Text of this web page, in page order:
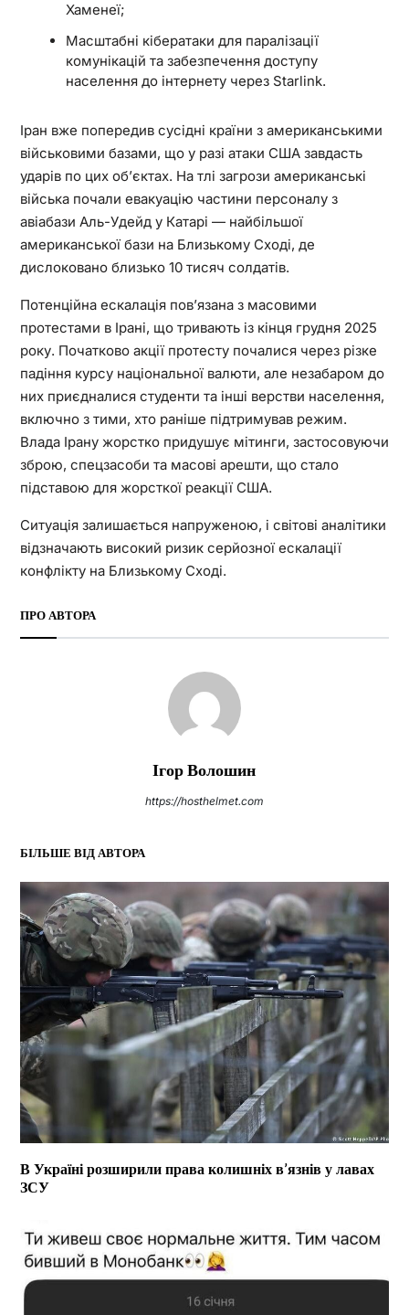
Хаменеї;
Масштабні кібератаки для паралізації
комунікацій та забезпечення доступу
населення до інтернету через Starlink.
Іран вже попередив сусідні країни з американськими
військовими базами, що у разі атаки США завдасть
ударів по цих об’єктах. На тлі загрози американські
війська почали евакуацію частини персоналу з
авіабази Аль-Удейд у Катарі — найбільшої
американської бази на Близькому Сході, де
дислоковано близько 10 тисяч солдатів.
Потенційна ескалація пов’язана з масовими
протестами в Ірані, що тривають із кінця грудня 2025
року. Початково акції протесту почалися через різке
падіння курсу національної валюти, але незабаром до
них приєдналися студенти та інші верстви населення,
включно з тими, хто раніше підтримував режим.
Влада Ірану жорстко придушує мітинги, застосовуючи
зброю, спецзасоби та масові арешти, що стало
підставою для жорсткої реакції США.
Ситуація залишається напруженою, і світові аналітики
відзначають високий ризик серйозної ескалації
конфлікту на Близькому Сході.
ПРО АВТОРА
Ігор Волошин
https://hosthelmet.com
БІЛЬШЕ ВІД АВТОРА
В Україні розширили права колишніх в’язнів у лавах
ЗСУ